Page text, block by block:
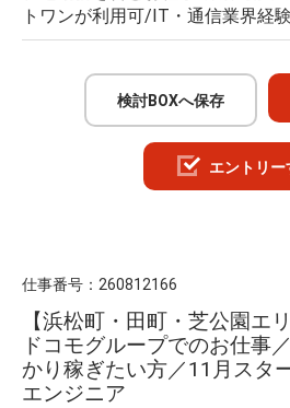
トワンが利用可/IT・通信業界経
検討BOXへ保存
エントリー
仕事番号： 260812166
【浜松町・田町・芝公園エ
ドコモグループでのお仕事
かり稼ぎたい方／11月スタ
エンジニア